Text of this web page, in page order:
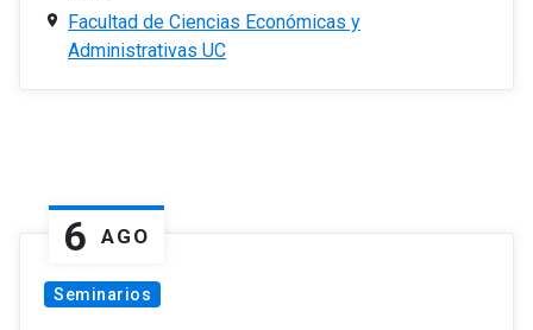
Facultad de Ciencias Económicas y
Administrativas UC
6 AGO
Seminarios